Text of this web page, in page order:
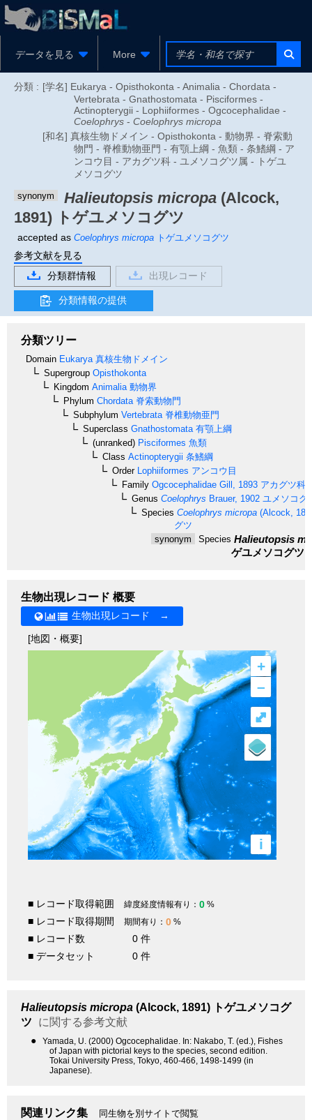
データを見る More
分類 : [学名] Eukarya - Opisthokonta - Animalia - Chordata -
Vertebrata - Gnathostomata - Pisciformes -
Actinopterygii - Lophiiformes - Ogcocephalidae -
Coelophrys - Coelophrys micropa
[和名] 真核生物ドメイン - Opisthokonta - 動物界 - 脊索動
物門 - 脊椎動物亜門 - 有顎上綱 - 魚類 - 条鰭綱 - ア
ンコウ目 - アカグツ科 - ユメソコグツ属 - トゲユ
メソコグツ
synonym Halieutopsis micropa (Alcock,
1891) トゲユメソコグツ
accepted as Coelophrys micropa トゲユメソコグツ
参考文献を見る
分類群情報
出現レコード
分類情報の提供
分類ツリー
Domain Eukarya 真核生物ドメイン
Supergroup Opisthokonta
Kingdom Animalia 動物界
Phylum Chordata 脊索動物門
Subphylum Vertebrata 脊椎動物亜門
Superclass Gnathostomata 有顎上綱
(unranked) Pisciformes 魚類
Class Actinopterygii 条鰭綱
OrderLophiiformes アンコウ目
Family Ogcocephalidae Gill, 1893 アカグツ科
Genus Coelophrys Brauer, 1902 ユメソコグ
Species Coelophrys micropa (Alcock,
グツ
synonym
Species Halieutopsis
ゲユメソコグツ
生物出現レコード 概要
生物出現レコード →
[地図・概要]
+
–
i
⤢
■ レコード取得範囲 緯度経度情報有り： 0 %
■ レコード取得期間 期間有り： 0 %
■ レコード数
0 件
■ データセット
0 件
Halieutopsis micropa (Alcock, 1891) トゲユメソコグ
ツ
に関する参考文献
●
Yamada, U. (2000) Ogcocephalidae. In: Nakabo, T. (ed.), Fishes
of Japan with pictorial keys to the species, second edition.
Tokai University Press, Tokyo, 460-466, 1498-1499 (in
Japanese).
関連リンク集 同生物を別サイトで閲覧